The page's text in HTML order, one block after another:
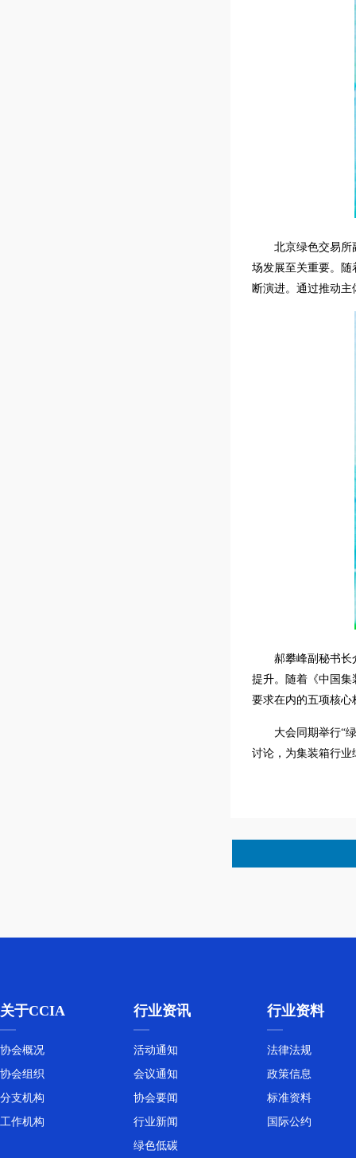
北京绿色交易所
场发展至关重要。
断演进。通过推动
郝攀峰副秘书长
提升。随着《中国
要求在内的五项核
大会同期举行“
讨论，为集装箱行
关于CCIA
协会概况
协会组织
分支机构
工作机构
行业资讯
活动通知
会议通知
协会要闻
行业新闻
绿色低碳
行业资料
法律法规
政策信息
标准资料
国际公约